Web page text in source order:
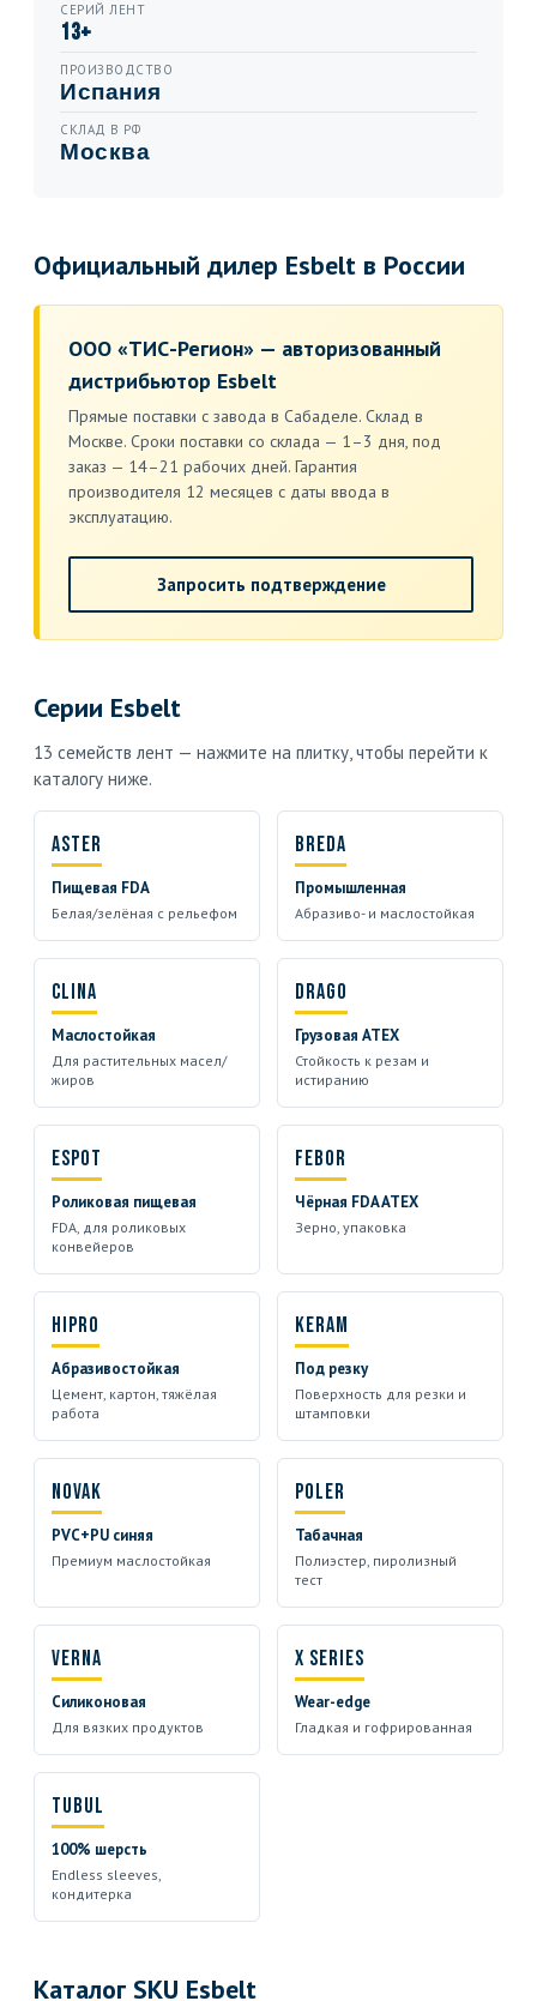
СЕРИЙ ЛЕНТ
13+
ПРОИЗВОДСТВО
Испания
СКЛАД В РФ
Москва
Официальный дилер Esbelt в России
ООО «ТИС-Регион» — авторизованный
дистрибьютор Esbelt
Прямые поставки с завода в Сабаделе. Склад в
Москве. Сроки поставки со склада — 1–3 дня, под
заказ — 14–21 рабочих дней. Гарантия
производителя 12 месяцев с даты ввода в
эксплуатацию.
Запросить подтверждение
Серии Esbelt
13 семейств лент — нажмите на плитку, чтобы перейти к
каталогу ниже.
Aster
Пищевая FDA
Белая/зелёная с рельефом
Breda
Промышленная
Абразиво- и маслостойкая
Clina
Маслостойкая
Для растительных масел/
жиров
Drago
Грузовая ATEX
Стойкость к резам и
истиранию
Espot
Роликовая пищевая
FDA, для роликовых
конвейеров
Febor
Чёрная FDA ATEX
Зерно, упаковка
Hipro
Абразивостойкая
Цемент, картон, тяжёлая
работа
Keram
Под резку
Поверхность для резки и
штамповки
Novak
PVC+PU синяя
Премиум маслостойкая
Poler
Табачная
Полиэстер, пиролизный
тест
Verna
Силиконовая
Для вязких продуктов
X series
Wear-edge
Гладкая и гофрированная
Tubul
100% шерсть
Endless sleeves,
кондитерка
Каталог SKU Esbelt